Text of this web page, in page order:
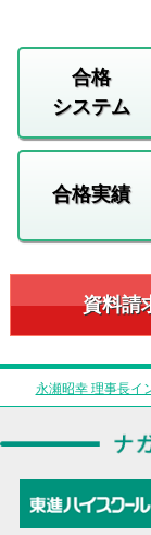
合格
システム
合格実績
資料請
永瀬昭幸 理事長イ